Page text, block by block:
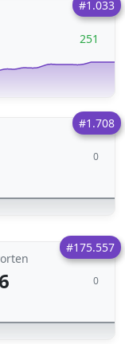
#1.033
251
#1.708
0
#175.557
0